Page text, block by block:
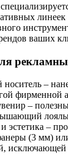
ваших
–
фирменной
–
эстетика –
(3 мм)